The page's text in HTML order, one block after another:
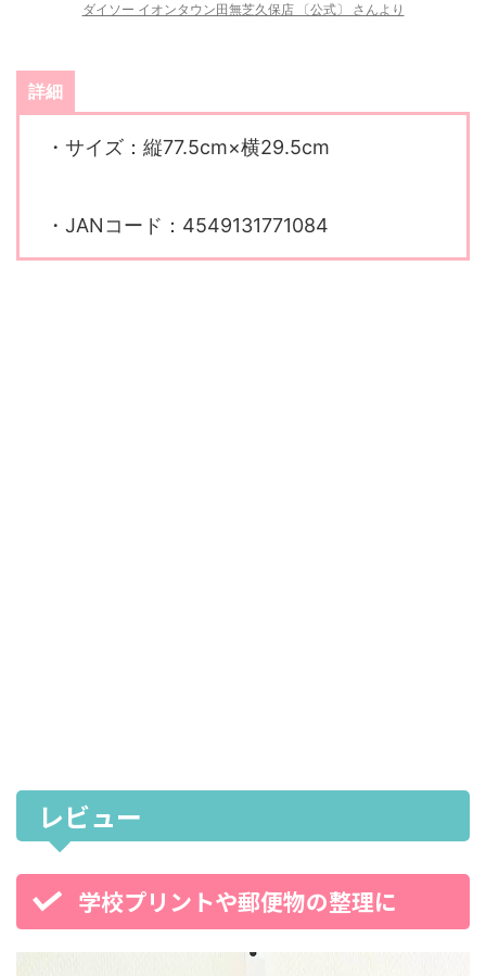
ダイソー イオンタウン田無芝久保店 〔公式〕 さんより
詳細
・サイズ：縦77.5cm×横29.5cm
・JANコード：4549131771084
レビュー
学校プリントや郵便物の整理に